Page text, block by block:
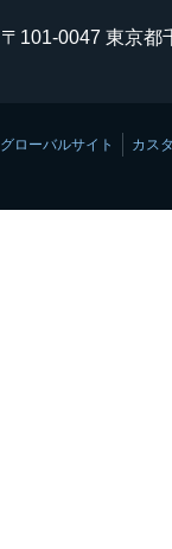
〒101-0047 東京都
グローバルサイト カス